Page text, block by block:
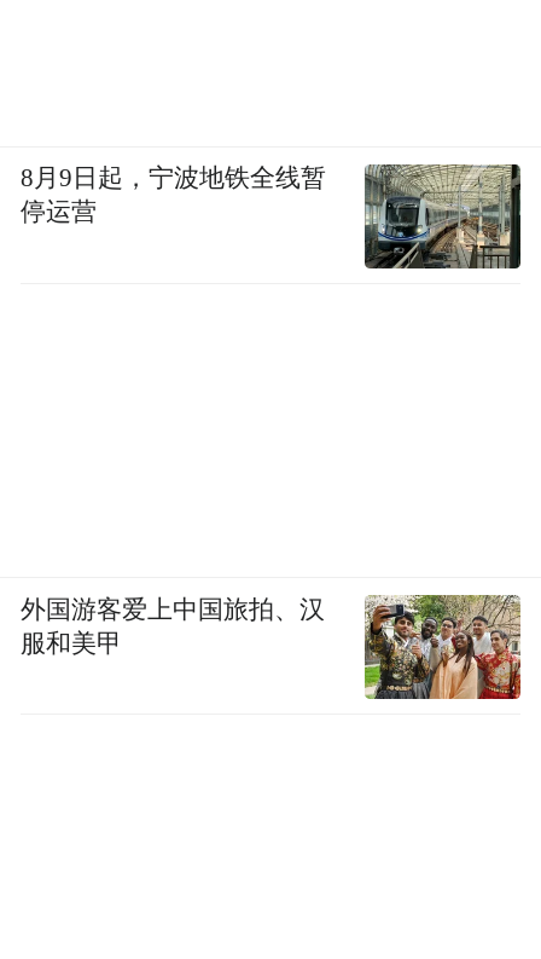
8月9日起，宁波地铁全线暂
停运营
外国游客爱上中国旅拍、汉
服和美甲